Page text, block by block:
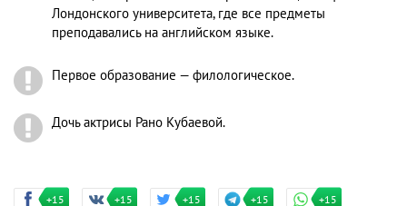
Лондонского университета, где все предметы
преподавались на английском языке.
Первое образование — филологическое.
Дочь актрисы Рано Кубаевой.
+15 +15 +15 +15 +15